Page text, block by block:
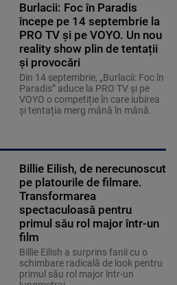
Burlacii: Foc în Paradis
începe pe 14 septembrie la
PRO TV și pe VOYO. Un nou
reality show plin de tentații
și provocări
Din 14 septembrie, „Burlacii: Foc în
Paradis” aduce la PRO TV și pe
VOYO o competiție în care iubirea
și tentația merg mână în mână.
Billie Eilish, de nerecunoscut
pe platourile de filmare.
Transformarea
spectaculoasă pentru
primul său rol major într-un
film
Billie Eilish a surprins fanii cu o
schimbare radicală de look pentru
primul său rol major într-un